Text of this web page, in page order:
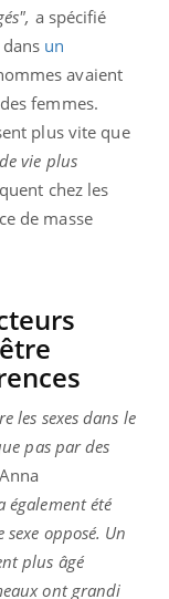
a spécifié
un
avaient
femmes.
plus vite que
vie plus
chez les
de masse
les sexes dans le
pas par des
également été
opposé. Un
plus âgé
ont grandi